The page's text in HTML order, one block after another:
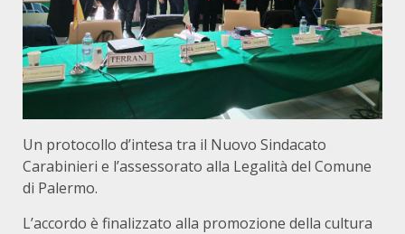
Un protocollo d’intesa tra il Nuovo Sindacato
Carabinieri e l’assessorato alla Legalità del Comune
di Palermo.
L’accordo è finalizzato alla promozione della cultura